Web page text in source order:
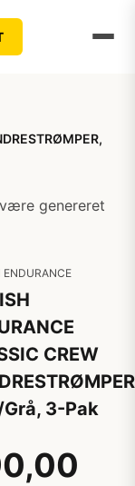
genereret
ENDURANCE
CREW
3-Pak